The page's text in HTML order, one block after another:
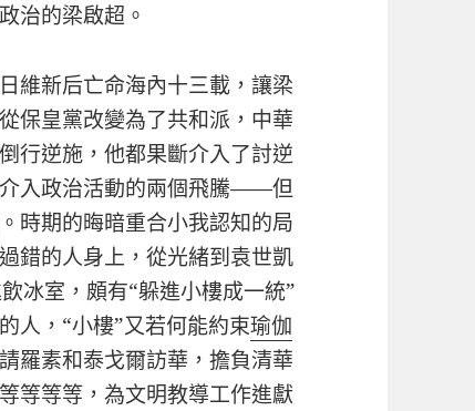
治的梁啟超。
維新后亡命海內十三載，讓梁
保皇黨改變為了共和派，中華
行逆施，他都果斷介入了討逆
入政治活動的兩個飛騰——但
時期的晦暗重合小我認知的局
錯的人身上，從光緒到袁世凱
冰室，頗有“躲進小樓成一統”
人，“小樓”又若何能約束瑜伽
羅素和泰戈爾訪華，擔負清華
等等等，為文明教導工作進獻